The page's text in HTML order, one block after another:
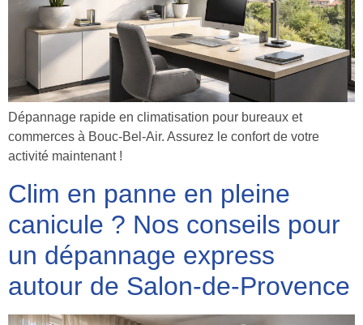
Dépannage rapide en climatisation pour bureaux et
commerces à Bouc-Bel-Air. Assurez le confort de votre
activité maintenant !
Clim en panne en pleine
canicule ? Nos conseils pour
un dépannage express
autour de Salon-de-Provence